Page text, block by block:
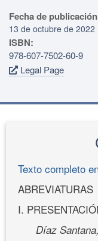
Fecha de
13 de octubre de 2022
ISBN:
978-607-7502-60-9
Legal Page
Texto completo
ABREVIATURAS
I.
Díaz